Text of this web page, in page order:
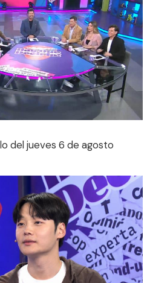
del jueves 6 de agosto